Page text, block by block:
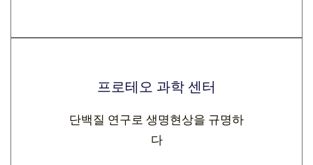
프로테오 과학 센터
단백질 연구로 생명현상을 규명하
다